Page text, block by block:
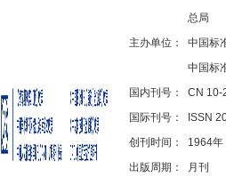
总局
主办单位：
中国标
中国标
国内刊号：
CN 10-
国际刊号：
ISSN
创刊时间：
1964年
出版周期：
月刊